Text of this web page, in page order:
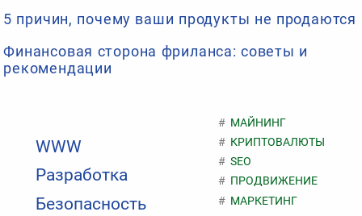
МАЙНИНГ
КРИПТОВАЛЮТЫ
SEO
ПРОДВИЖЕНИЕ
МАРКЕТИНГ
5 причин, почему ваши продукты не продаются
Финансовая сторона фриланса: советы и
рекомендации
WWW
Разработка
Безопасность